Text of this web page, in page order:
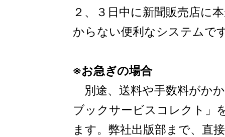
２、３日中に新聞販売店に
からない便利なシステムで
※お急ぎの場合
別途、送料や手数料がか
ブックサービスコレクト」
ます。弊社出版部まで、直